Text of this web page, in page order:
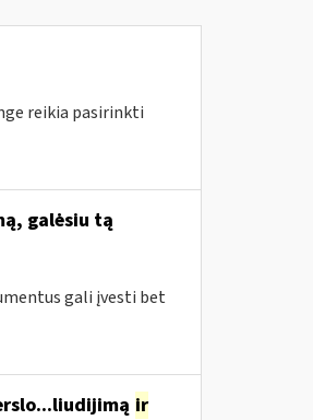
reikia pasirinkti
galėsiu tą
gali įvesti bet
ir